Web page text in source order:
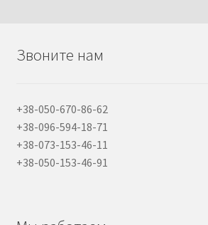
Звоните нам
+38-050-670-86-62
+38-096-594-18-71
+38-073-153-46-11
+38-050-153-46-91